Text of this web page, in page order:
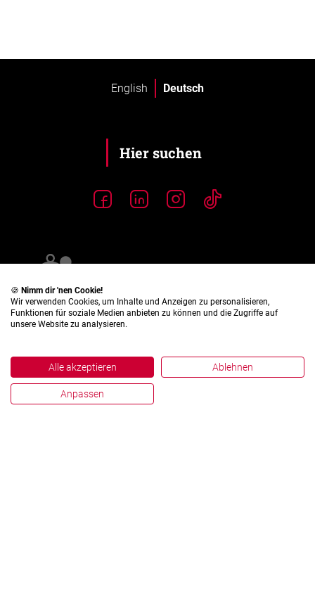
English Deutsch
🍪 Nimm dir 'nen Cookie!
Wir verwenden Cookies, um Inhalte und Anzeigen zu personalisieren,
Funktionen für soziale Medien anbieten zu können und die Zugriffe auf
unsere Website zu analysieren.
Alle akzeptieren Ablehnen
Anpassen